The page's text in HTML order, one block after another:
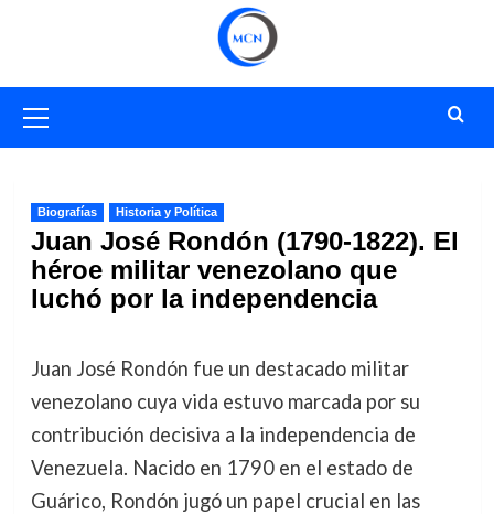
primario
Biografías Historia y Política
Juan José Rondón (1790-1822). El
héroe militar venezolano que
luchó por la independencia
Juan José Rondón fue un destacado militar
venezolano cuya vida estuvo marcada por su
contribución decisiva a la independencia de
Venezuela. Nacido en 1790 en el estado de
Guárico, Rondón jugó un papel crucial en las